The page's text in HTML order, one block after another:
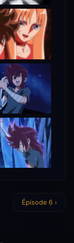
Épisode 6 ›